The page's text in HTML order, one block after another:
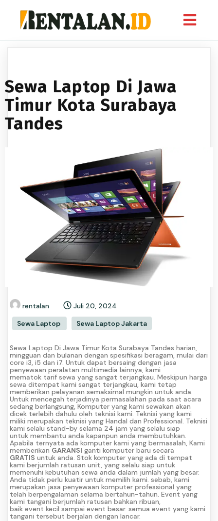
Sewa Laptop Di Jawa
Timur Kota Surabaya
Tandes
rentalan
Juli 20, 2024
Sewa Laptop
Sewa Laptop Jakarta
Sewa Laptop Di Jawa Timur Kota Surabaya Tandes harian,
mingguan dan bulanan dengan spesifikasi beragam, mulai dari
core i3, i5 dan i7. Untuk dapat bersaing dengan jasa
penyewaan peralatan multimedia lainnya, kami
mematok tarif sewa yang sangat terjangkau. Meskipun harga
sewa ditempat kami sangat terjangkau, kami tetap
memberikan pelayanan semaksimal mungkin untuk anda.
Untuk mencegah terjadinya permasalahan pada saat acara
sedang berlangsung, Komputer yang kami sewakan akan
dicek terlebih dahulu oleh teknisi kami. Teknisi yang kami
miliki merupakan teknisi yang Handal dan Professional. Teknisi
kami selalu stand-by selama 24 jam yang selalu siap
untuk membantu anda kapanpun anda membutuhkan.
Apabila ternyata ada komputer kami yang bermasalah, Kami
memberikan GARANSI ganti komputer baru secara
GRATIS untuk anda. Stok komputer yang ada di tempat
kami berjumlah ratusan unit, yang selalu siap untuk
memenuhi kebutuhan sewa anda dalam jumlah yang besar.
Anda tidak perlu kuatir untuk memilih kami. sebab, kami
merupakan jasa penyewaan komputer professional yang
telah berpengalaman selama bertahun-tahun. Event yang
kami tangani berjumlah ratusan bahkan ribuan,
baik event kecil sampai event besar. semua event yang kami
tangani tersebut berjalan dengan lancar.